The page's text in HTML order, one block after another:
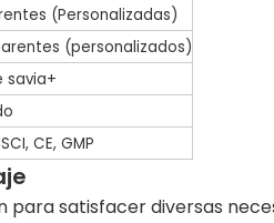
(Personalizadas)
(personalizados)
savia+
CE, GMP
satisfacer diversas